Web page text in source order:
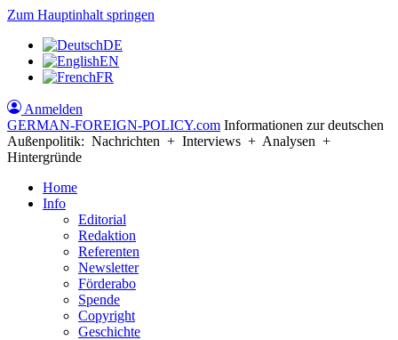
Zum Hauptinhalt springen
DE
EN
FR
Anmelden
GERMAN-FOREIGN-POLICY.com Informationen zur deutschen
Außenpolitik: Nachrichten + Interviews + Analysen +
Hintergründe
Home
Info
Editorial
Redaktion
Referenten
Newsletter
Förderabo
Spende
Copyright
Geschichte